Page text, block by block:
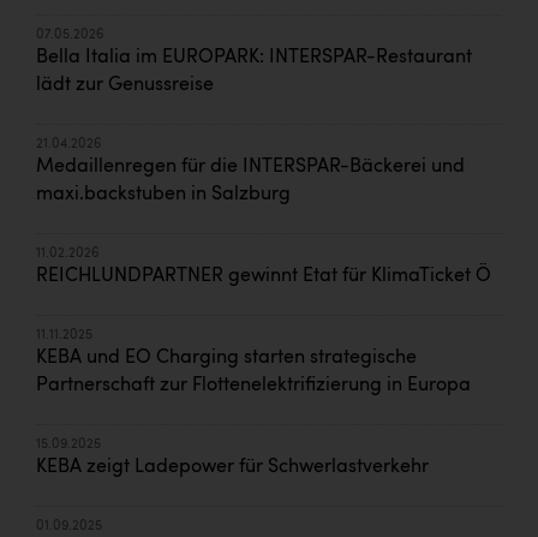
07.05.2026
Bella Italia im EUROPARK: INTERSPAR-Restaurant
lädt zur Genussreise
21.04.2026
Medaillenregen für die INTERSPAR-Bäckerei und
maxi.backstuben in Salzburg
11.02.2026
REICHLUNDPARTNER gewinnt Etat für KlimaTicket Ö
11.11.2025
KEBA und EO Charging starten strategische
Partnerschaft zur Flottenelektrifizierung in Europa
15.09.2025
KEBA zeigt Ladepower für Schwerlastverkehr
01.09.2025